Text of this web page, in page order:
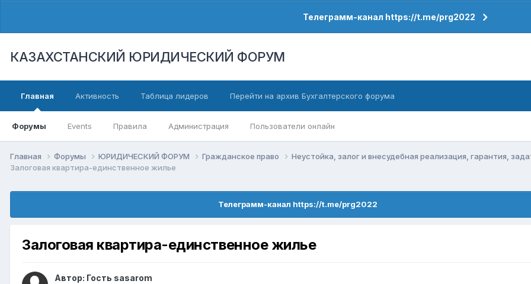
Телеграмм-канал https://t.me/prg2022
КАЗАХСТАНСКИЙ ЮРИДИЧЕСКИЙ ФОРУМ
Главная
Форумы Events Правила Администрация Пользователи онлайн
Активность Таблица лидеров Перейти на архив Бухгалтерского форума
Главная Форумы ЮРИДИЧЕСКИЙ ФОРУМ Гражданское право
Неустойка, залог и внесудебная реализация, гарантия,
Залоговая квартира-единственное жилье
Телеграмм-канал https://t.me/prg2022
Залоговая квартира-единственное жилье
Автор: Гость sasarom